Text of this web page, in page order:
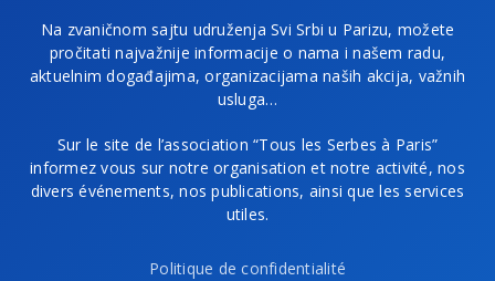
Na zvaničnom sajtu udruženja Svi Srbi u Parizu, možete
pročitati najvažnije informacije o nama i našem radu,
aktuelnim događajima, organizacijama naših akcija, važnih
usluga…
Sur le site de l’association “Tous les Serbes à Paris”
informez vous sur notre organisation et notre activité, nos
divers événements, nos publications, ainsi que les services
utiles.
Politique de confidentialité